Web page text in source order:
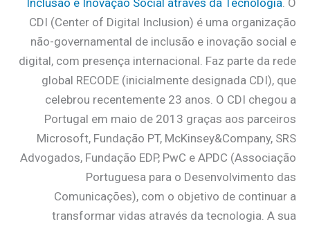
Inclusão e Inovação Social através da Tecnologia. O
CDI (Center of Digital Inclusion) é uma organização
não-governamental de inclusão e inovação social e
digital, com presença internacional. Faz parte da rede
global RECODE (inicialmente designada CDI), que
celebrou recentemente 23 anos. O CDI chegou a
Portugal em maio de 2013 graças aos parceiros
Microsoft, Fundação PT, McKinsey&Company, SRS
Advogados, Fundação EDP, PwC e APDC (Associação
Portuguesa para o Desenvolvimento das
Comunicações), com o objetivo de continuar a
transformar vidas através da tecnologia. A sua